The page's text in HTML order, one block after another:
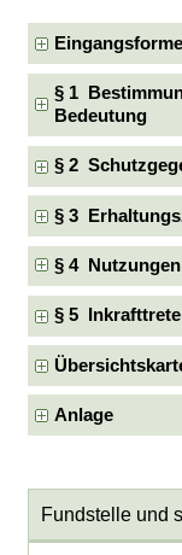
Eingangsformel
§ 1
Bedeutung
§ 2
§ 3
§ 4 Nutzungen
§ 5
Anlage
Fundstelle und